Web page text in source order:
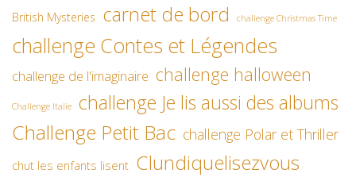
British Mysteries carnet de bord challenge Christmas Time
challenge Contes et Légendes
challenge de l'imaginaire challenge halloween
Challenge Italie challenge Je lis aussi des albums
Challenge Petit Bac challenge Polar et Thriller
chut les enfants lisent Clundiquelisezvous